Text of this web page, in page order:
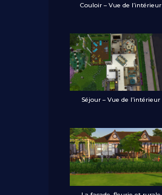
Couloir – Vue de l’intérieur
Séjour – Vue de l’intérieur